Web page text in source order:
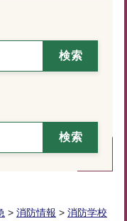
> 消防情報 > 消防学校